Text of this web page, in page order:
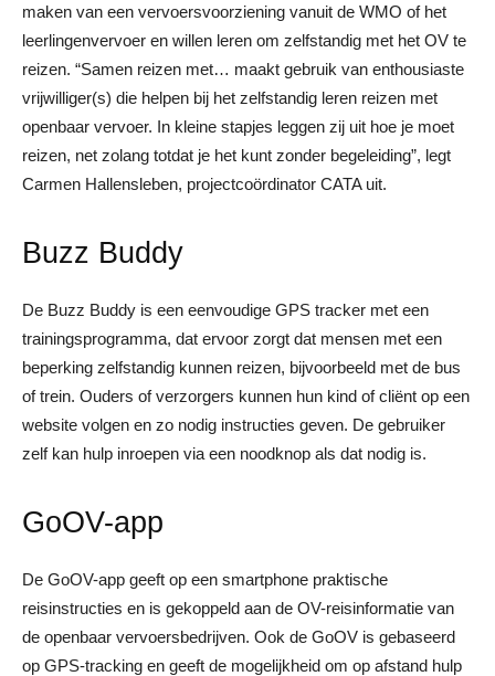
maken van een vervoersvoorziening vanuit de WMO of het
leerlingenvervoer en willen leren om zelfstandig met het OV te
reizen. “Samen reizen met… maakt gebruik van enthousiaste
vrijwilliger(s) die helpen bij het zelfstandig leren reizen met
openbaar vervoer. In kleine stapjes leggen zij uit hoe je moet
reizen, net zolang totdat je het kunt zonder begeleiding”, legt
Carmen Hallensleben, projectcoördinator CATA uit.
Buzz Buddy
De Buzz Buddy is een eenvoudige GPS tracker met een
trainingsprogramma, dat ervoor zorgt dat mensen met een
beperking zelfstandig kunnen reizen, bijvoorbeeld met de bus
of trein. Ouders of verzorgers kunnen hun kind of cliënt op een
website volgen en zo nodig instructies geven. De gebruiker
zelf kan hulp inroepen via een noodknop als dat nodig is.
GoOV-app
De GoOV-app geeft op een smartphone praktische
reisinstructies en is gekoppeld aan de OV-reisinformatie van
de openbaar vervoersbedrijven. Ook de GoOV is gebaseerd
op GPS-tracking en geeft de mogelijkheid om op afstand hulp